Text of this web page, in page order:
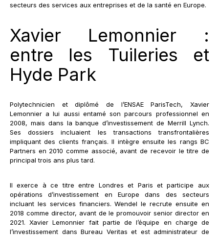
secteurs des services aux entreprises et de la santé en Europe.
Xavier Lemonnier :
entre les Tuileries et
Hyde Park
Polytechnicien et diplômé de l’ENSAE ParisTech, Xavier
Lemonnier a lui aussi entamé son parcours professionnel en
2008, mais dans la banque d’investissement de Merrill Lynch.
Ses dossiers incluaient les transactions transfrontalières
impliquant des clients français. Il intègre ensuite les rangs BC
Partners en 2010 comme associé, avant de recevoir le titre de
principal trois ans plus tard.
Il exerce à ce titre entre Londres et Paris et participe aux
opérations d’investissement en Europe dans des secteurs
incluant les services financiers. Wendel le recrute ensuite en
2018 comme director, avant de le promouvoir senior director en
2021. Xavier Lemonnier fait partie de l’équipe en charge de
l’investissement dans Bureau Veritas et est administrateur de